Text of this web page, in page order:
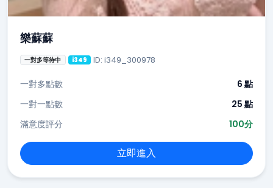
樂蘇蘇
一對多等待中 i349 ID: i349_300978
一對多點數
6 點
一對一點數
25 點
滿意度評分
100分
立即進入